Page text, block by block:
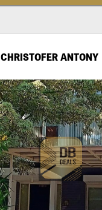
CHRISTOFER ANTONY